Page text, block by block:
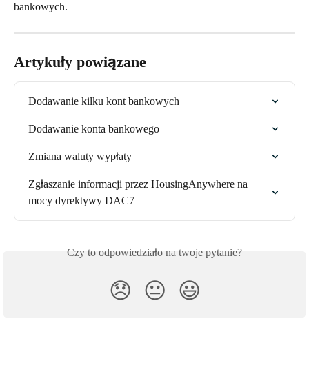
bankowych.
Artykuły powiązane
Dodawanie kilku kont bankowych
Dodawanie konta bankowego
Zmiana waluty wypłaty
Zgłaszanie informacji przez HousingAnywhere na
mocy dyrektywy DAC7
Czy to odpowiedziało na twoje pytanie?
😞 😐 😃